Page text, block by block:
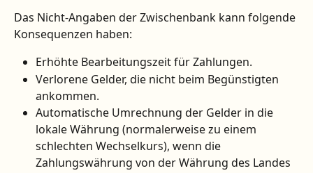
Das Nicht-Angaben der Zwischenbank kann folgende
Konsequenzen haben:
Erhöhte Bearbeitungszeit für Zahlungen.
Verlorene Gelder, die nicht beim Begünstigten
ankommen.
Automatische Umrechnung der Gelder in die
lokale Währung (normalerweise zu einem
schlechten Wechselkurs), wenn die
Zahlungswährung von der Währung des Landes